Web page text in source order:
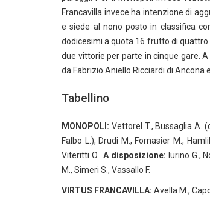
Francavilla invece ha intenzione di
e siede al nono posto in classifica
dodicesimi a quota 16 frutto di
due vittorie per parte in cinque gare.
da Fabrizio Aniello Ricciardi di Ancona
Tabellino
MONOPOLI: Vettorel T., Bussaglia A.
Falbo L.), Drudi M., Fornasier M.,
Viteritti O.. A disposizione: Iurino G.,
M., Simeri S., Vassallo F.
VIRTUS FRANCAVILLA: Avella M.,